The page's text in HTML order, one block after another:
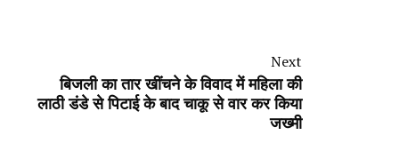
Next
बिजली का तार खींचने के विवाद में महिला की
लाठी डंडे से पिटाई के बाद चाकू से वार कर किया
जख्मी